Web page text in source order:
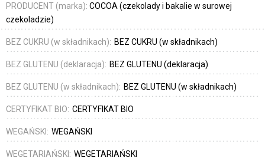
PRODUCENT (marka): COCOA (czekolady i bakalie w surowej
czekoladzie)
BEZ CUKRU (w składnikach): BEZ CUKRU (w składnikach)
BEZ GLUTENU (deklaracja): BEZ GLUTENU (deklaracja)
BEZ GLUTENU (w składnikach): BEZ GLUTENU (w składnikach)
CERTYFIKAT BIO: CERTYFIKAT BIO
WEGAŃSKI: WEGAŃSKI
WEGETARIAŃSKI: WEGETARIAŃSKI